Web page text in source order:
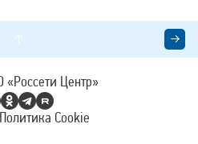
«Россети Центр»
Политика Cookie